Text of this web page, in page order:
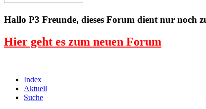
Hallo P3 Freunde, dieses Forum dient nur noch
Hier geht es zum neuen Forum
Index
Aktuell
Suche